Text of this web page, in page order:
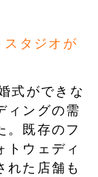
スタジオが
式ができな
ィングの需
。既存のフ
トウェディ
れた店舗も